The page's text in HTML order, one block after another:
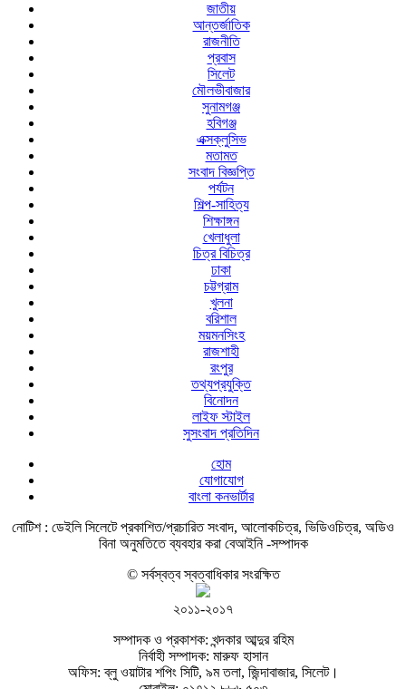
জাতীয়
আন্তর্জাতিক
রাজনীতি
প্রবাস
সিলেট
মৌলভীবাজার
সুনামগঞ্জ
হবিগঞ্জ
এক্সক্লুসিভ
মতামত
সংবাদ বিজ্ঞপ্তি
পর্যটন
শিল্প-সাহিত্য
শিক্ষাঙ্গন
খেলাধুলা
চিত্র বিচিত্র
ঢাকা
চট্টগ্রাম
খুলনা
বরিশাল
ময়মনসিংহ
রাজশাহী
রংপুর
তথ্যপ্রযুক্তি
বিনোদন
লাইফ স্টাইল
সুসংবাদ প্রতিদিন
হোম
যোগাযোগ
বাংলা কনভার্টার
নোটিশ : ডেইলি সিলেটে প্রকাশিত/প্রচারিত সংবাদ, আলোকচিত্র, ভিডিওচিত্র, অডিও
বিনা অনুমতিতে ব্যবহার করা বেআইনি -সম্পাদক
© সর্বস্বত্ব স্বত্বাধিকার সংরক্ষিত
২০১১-২০১৭
সম্পাদক ও প্রকাশক: খন্দকার আব্দুর রহিম
নির্বাহী সম্পাদক: মারুফ হাসান
অফিস: ব্লু ওয়াটার শপিং সিটি, ৯ম তলা, জিন্দাবাজার, সিলেট।